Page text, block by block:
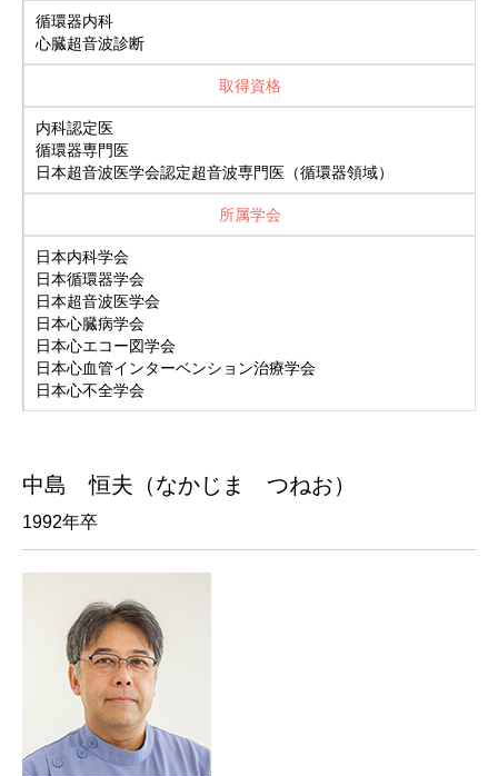
循環器内科
心臓超音波診断
取得資格
内科認定医
循環器専門医
日本超音波医学会認定超音波専門医（循環器領域）
所属学会
日本内科学会
日本循環器学会
日本超音波医学会
日本心臓病学会
日本心エコー図学会
日本心血管インターベンション治療学会
日本心不全学会
中島 恒夫（なかじま つねお）
1992年卒